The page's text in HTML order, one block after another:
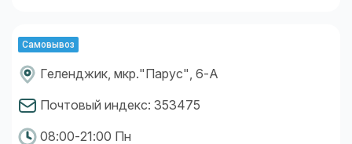
Самовывоз
Геленджик, мкр."Парус", 6-А
Почтовый индекс: 353475
08:00-21:00 Пн